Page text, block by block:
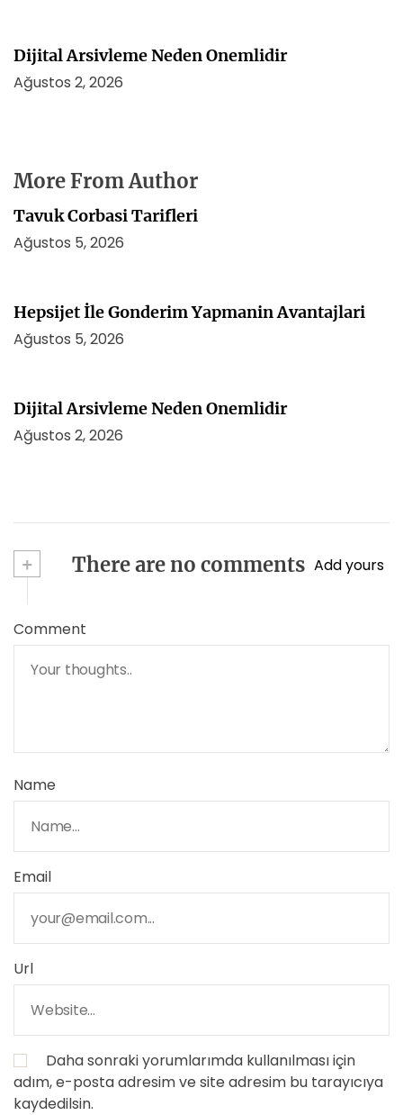
Dijital Arsivleme Neden Onemlidir
Ağustos 2, 2026
More From Author
Tavuk Corbasi Tarifleri
Ağustos 5, 2026
Hepsijet İle Gonderim Yapmanin Avantajlari
Ağustos 5, 2026
Dijital Arsivleme Neden Onemlidir
Ağustos 2, 2026
+ There are no comments Add yours
Comment
Name
Email
Url
Daha sonraki yorumlarımda kullanılması için
adım, e-posta adresim ve site adresim bu tarayıcıya
kaydedilsin.